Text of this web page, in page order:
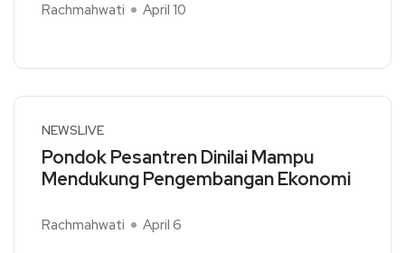
Rachmahwati April 10
NEWSLIVE
Pondok Pesantren Dinilai Mampu
Mendukung Pengembangan Ekonomi
Rachmahwati April 6